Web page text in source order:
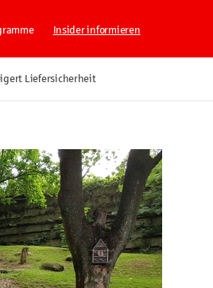
Insider informieren
Liefersicherheit